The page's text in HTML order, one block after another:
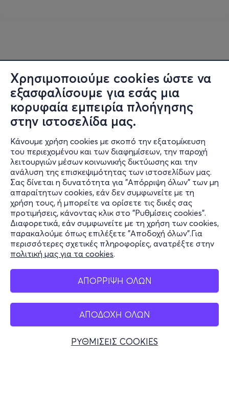
Χρησιμοποιούμε cookies ώστε να
εξασφαλίσουμε για εσάς μια
κορυφαία εμπειρία πλοήγησης
στην ιστοσελίδα μας.
Κάνουμε χρήση cookies με σκοπό την εξατομίκευση
του περιεχομένου και των διαφημίσεων, την παροχή
λειτουργιών μέσων κοινωνικής δικτύωσης και την
ανάλυση της επισκεψιμότητας των ιστοσελίδων μας.
Σας δίνεται η δυνατότητα για "Απόρριψη όλων" των μη
απαραίτητων cookies, εάν δεν συμφωνείτε με τη
χρήση τους, ή μπορείτε να ορίσετε τις δικές σας
προτιμήσεις, κάνοντας κλικ στο "Ρυθμίσεις cookies".
Διαφορετικά, εάν συμφωνείτε με τη χρήση των cookies,
παρακαλούμε όπως επιλέξετε "Αποδοχή όλων".Για
περισσότερες σχετικές πληροφορίες, ανατρέξτε στην
πολιτική μας για τα cookies.
ΑΠΟΡΡΙΨΗ ΟΛΩΝ
ΑΠΟΔΟΧΗ ΟΛΩΝ
ΡΥΘΜΙΣΕΙΣ COOKIES
Πληροφορίες
Υποστήριξη
Stay Connected
Mobile app